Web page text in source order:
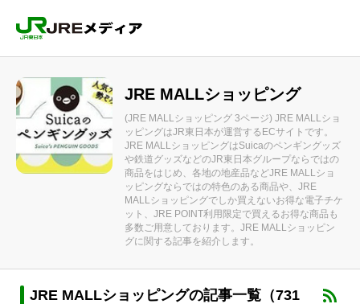
JRE MALLショッピング
(JRE MALLショッピング 3ページ) JRE MALLショ
ッピングはJR東日本が運営するECサイトです。
JRE MALLショッピングはSuicaのペンギングッズ
や鉄道グッズなどのJR東日本グループならではの
商品をはじめ、各地の地産品などJRE MALLショ
ッピングならではの特色のある商品や、JRE
MALLショッピングでしか買えないお得な電子チケ
ット、JRE POINT利用限定で買えるお得な商品も
多数ご用意しております。JRE MALLショッピン
グに関する記事を紹介します。
JRE MALLショッピングの記事一覧（731